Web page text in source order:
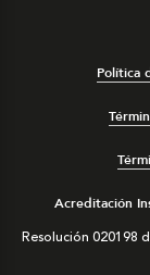
Política
Acreditación
Resolución 020198